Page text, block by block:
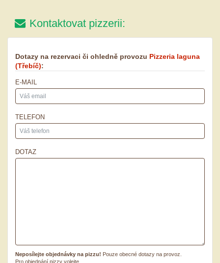
Kontaktovat pizzerii:
Dotazy na rezervaci či ohledně provozu Pizzeria laguna
(Třebíč):
E-MAIL
TELEFON
DOTAZ
Neposílejte objednávky na pizzu! Pouze obecné dotazy na provoz.
Pro objednání pizzy volejte.